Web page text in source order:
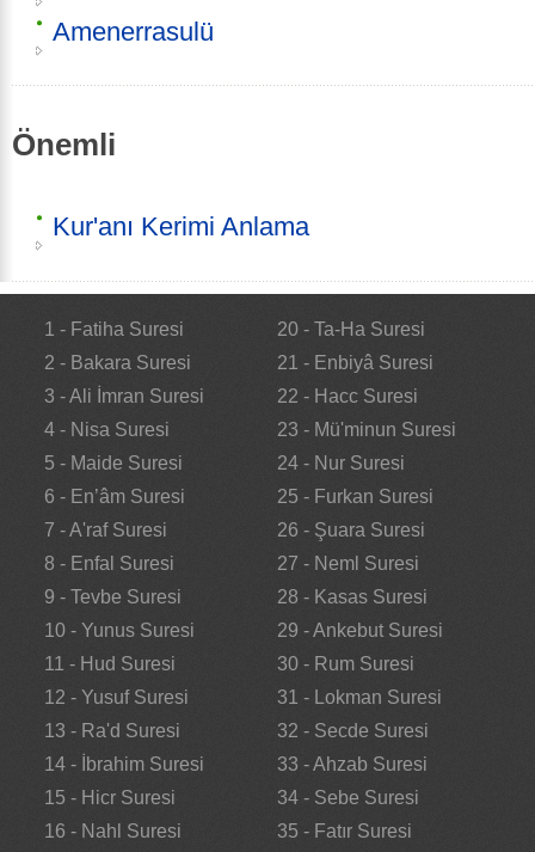
Amenerrasulü
Önemli
Kur'anı Kerimi Anlama
1 - Fatiha Suresi
2 - Bakara Suresi
3 - Ali İmran Suresi
4 - Nisa Suresi
5 - Maide Suresi
6 - En’âm Suresi
7 - A'raf Suresi
8 - Enfal Suresi
9 - Tevbe Suresi
10 - Yunus Suresi
11 - Hud Suresi
12 - Yusuf Suresi
13 - Ra'd Suresi
14 - İbrahim Suresi
15 - Hicr Suresi
16 - Nahl Suresi
20 - Ta-Ha Suresi
21 - Enbiyâ Suresi
22 - Hacc Suresi
23 - Mü'minun Suresi
24 - Nur Suresi
25 - Furkan Suresi
26 - Şuara Suresi
27 - Neml Suresi
28 - Kasas Suresi
29 - Ankebut Suresi
30 - Rum Suresi
31 - Lokman Suresi
32 - Secde Suresi
33 - Ahzab Suresi
34 - Sebe Suresi
35 - Fatır Suresi